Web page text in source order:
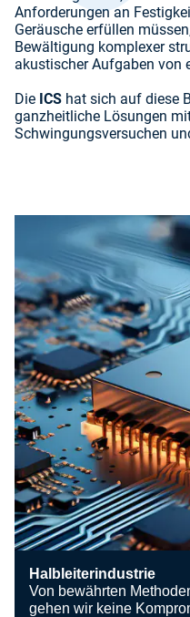
Anforderungen an
Geräusche erfüllen
Bewältigung komplexer
akustischer Aufgaben von
Die ICS hat sich auf diese
ganzheitliche Lösungen
Schwingungsversuchen
Halbleiterindustrie
Von bewährten
gehen wir keine